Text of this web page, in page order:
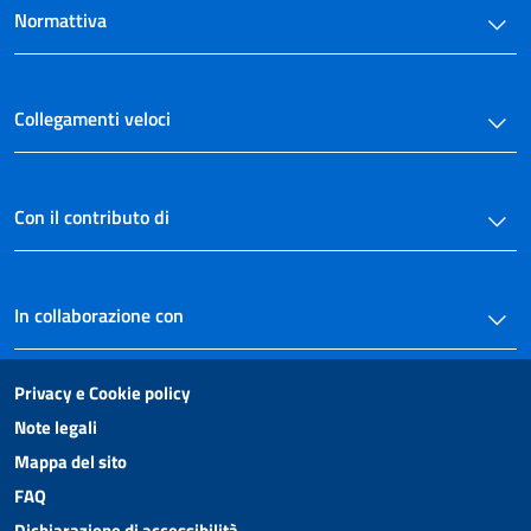
Normattiva
Collegamenti veloci
Con il contributo di
In collaborazione con
Privacy e Cookie policy
Note legali
Mappa del sito
FAQ